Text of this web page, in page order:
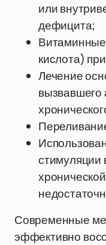
или
дефицита;
кислота)
Лечение
стимуляции
Современные
эффективно